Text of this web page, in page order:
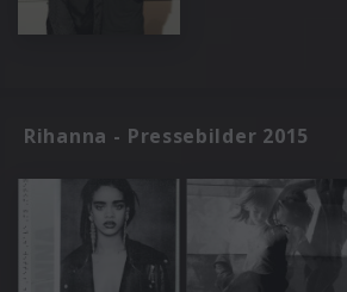
Rihanna - Pressebilder 2015